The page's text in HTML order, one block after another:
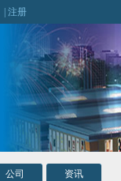
注册
公司 资讯